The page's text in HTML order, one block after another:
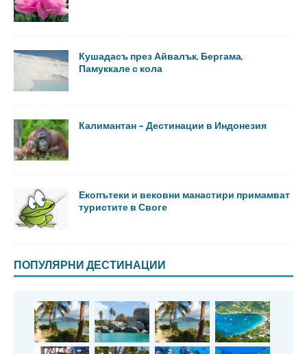
Кушадасъ през Айвалък, Бергама,
Памуккале с кола
Калимантан – Дестинации в Индонезия
Екопътеки и вековни манастири примамват
туристите в Своге
ПОПУЛЯРНИ ДЕСТИНАЦИИ